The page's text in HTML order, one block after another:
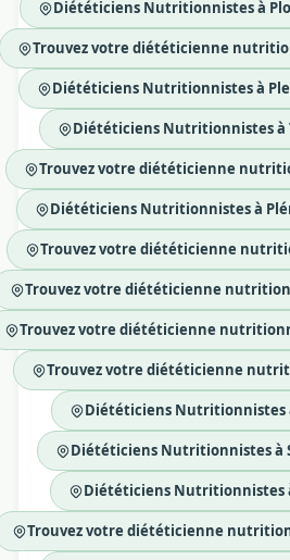
Diététiciens Nutritionnistes à
Trouvez votre diététicienne
Diététiciens Nutritionnistes à
Diététiciens Nutritionnistes à
Trouvez votre diététicienne
Diététiciens Nutritionnistes à
Trouvez votre diététicienne
Trouvez votre diététicienne
Trouvez votre diététicienne
Trouvez votre diététicienne
Diététiciens Nutritionnistes
Diététiciens Nutritionnistes à
Diététiciens Nutritionnistes
Trouvez votre diététicienne